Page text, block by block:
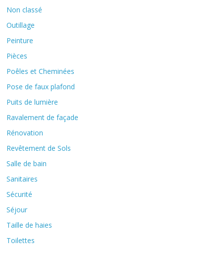
Non classé
Outillage
Peinture
Pièces
Poêles et Cheminées
Pose de faux plafond
Puits de lumière
Ravalement de façade
Rénovation
Revêtement de Sols
Salle de bain
Sanitaires
Sécurité
Séjour
Taille de haies
Toilettes